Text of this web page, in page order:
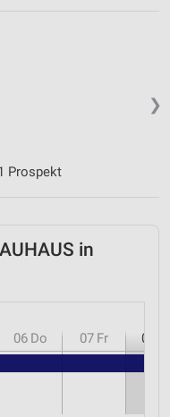
❯
Prospekt
in
06 Do 07 Fr 08